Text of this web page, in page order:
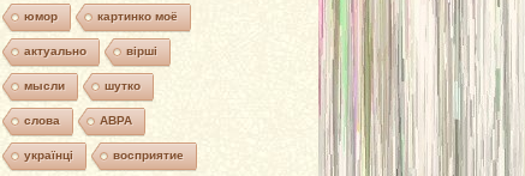
юмор картинко моё
актуально вірші
мысли шутко
слова АВРА
українці восприятие